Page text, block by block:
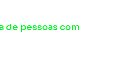
de pessoas com